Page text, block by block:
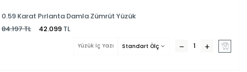
0.59 Karat Pırlanta Damla Zümrüt Yüzük
84.197TL 42.099 TL